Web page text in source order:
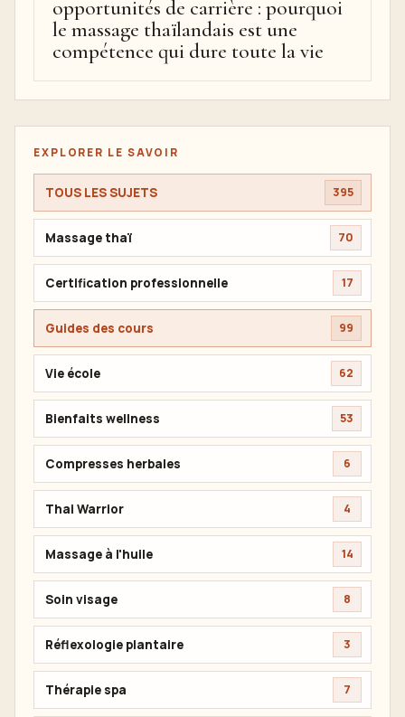
opportunités de carrière : pourquoi
le massage thaïlandais est une
compétence qui dure toute la vie
EXPLORER LE SAVOIR
TOUS LES SUJETS 395
Massage thaï 70
Certification professionnelle 17
Guides des cours 99
Vie école 62
Bienfaits wellness 53
Compresses herbales 6
Thai Warrior 4
Massage à l'huile 14
Soin visage 8
Réflexologie plantaire 3
Thérapie spa 7